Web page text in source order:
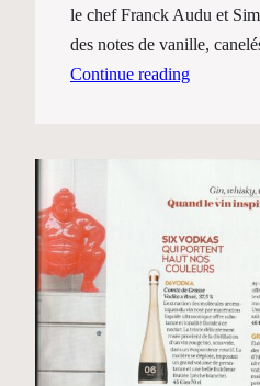
le chef Franck Audu et
des notes de vanille,
Continue reading